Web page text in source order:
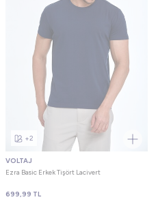
+2
VOLTAJ
Ezra Basic Erkek Tişört Lacivert
699,99 TL